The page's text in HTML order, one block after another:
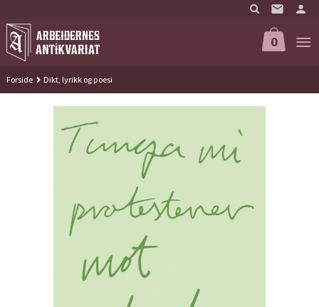
til
innholdet
0
Forside Dikt, lyrikk og poesi